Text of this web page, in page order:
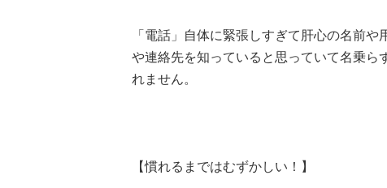
「電話」自体に緊張しすぎて肝心の名前
や連絡先を知っていると思っていて名乗ら
れません。
【慣れるまではむずかしい！】